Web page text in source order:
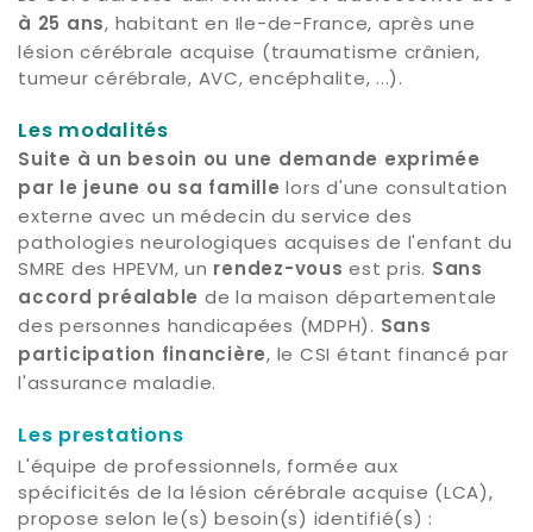
à 25 ans, habitant en Ile-de-France, après une
lésion cérébrale acquise (traumatisme crânien,
tumeur cérébrale, AVC, encéphalite, ...).
Les modalités
Suite à un besoin ou une demande exprimée
par le jeune ou sa famille lors d'une consultation
externe avec un médecin du service des
pathologies neurologiques acquises de l'enfant du
SMRE des HPEVM, un rendez-vous est pris. Sans
accord préalable de la maison départementale
des personnes handicapées (MDPH). Sans
participation financière, le CSI étant financé par
l'assurance maladie.
Les prestations
L'équipe de professionnels, formée aux
spécificités de la lésion cérébrale acquise (LCA),
propose selon le(s) besoin(s) identifié(s) :